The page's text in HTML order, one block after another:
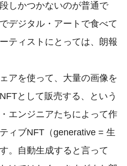
しかつかないのが普通で
デジタル・アートで食べて
ティストにとっては、朗報
アを使って、大量の画像を
として販売する、という
エンジニアたちによって作
ィブNFT（generative = 生
。自動生成すると言って